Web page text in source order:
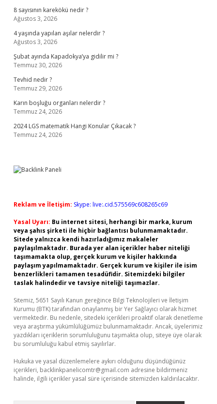
8 sayısının karekökü nedir ?
Ağustos 3, 2026
4 yaşında yapılan aşılar nelerdir ?
Ağustos 3, 2026
Şubat ayında Kapadokya’ya gidilir mi ?
Temmuz 30, 2026
Tevhid nedir ?
Temmuz 29, 2026
Karın boşluğu organları nelerdir ?
Temmuz 24, 2026
2024 LGS matematik Hangi Konular Çıkacak ?
Temmuz 24, 2026
Reklam ve İletişim: Skype: live:.cid.575569c608265c69
Yasal Uyarı: Bu internet sitesi, herhangi bir marka, kurum
veya şahıs şirketi ile hiçbir bağlantısı bulunmamaktadır.
Sitede yalnızca kendi hazırladığımız makaleler
paylaşılmaktadır. Burada yer alan içerikler haber niteliği
taşımamakta olup, gerçek kurum ve kişiler hakkında
paylaşım yapılmamaktadır. Gerçek kurum ve kişiler ile isim
benzerlikleri tamamen tesadüfidir. Sitemizdeki bilgiler
taslak halindedir ve tavsiye niteliği taşımazlar.
Sitemiz, 5651 Sayılı Kanun gereğince Bilgi Teknolojileri ve İletişim
Kurumu (BTK) tarafından onaylanmış bir Yer Sağlayıcı olarak hizmet
vermektedir. Bu nedenle, sitedeki içerikleri proaktif olarak denetleme
veya araştırma yükümlülüğümüz bulunmamaktadır. Ancak, üyelerimiz
yazdıkları içeriklerin sorumluluğunu taşımakta olup, siteye üye olarak
bu sorumluluğu kabul etmiş sayılırlar.
Hukuka ve yasal düzenlemelere aykırı olduğunu düşündüğünüz
içerikleri, backlinkpanelicomtr@gmail.com adresine bildirmeniz
halinde, ilgili içerikler yasal süre içerisinde sitemizden kaldırılacaktır.